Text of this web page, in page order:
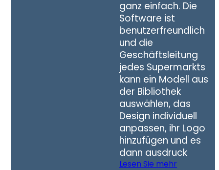
ganz einfach. Die
Software ist
benutzerfreundlich
und die
Geschäftsleitung
jedes Supermarkts
kann ein Modell aus
der Bibliothek
auswählen, das
Design individuell
anpassen, ihr Logo
hinzufügen und es
dann ausdruck
Lesen Sie mehr